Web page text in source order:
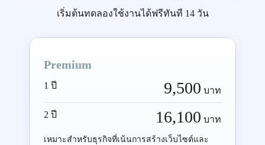
เริ่มต้นทดลองใช้งานได้ฟรีทันที 14 วัน
Premium
1 ปี 9,500 บาท
2 ปี 16,100 บาท
เหมาะสำหรับธุรกิจที่เน้นการสร้างเว็บไซต์และ